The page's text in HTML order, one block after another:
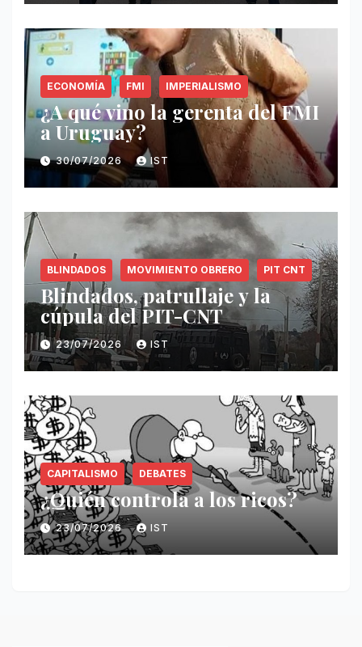
ECONOMÍA FMI IMPERIALISMO
¿A qué vino la gerenta del FMI
a Uruguay?
30/07/2026 IST
BLINDADOS MOVIMIENTO OBRERO PIT CNT
Blindados, patrullaje y la
cúpula del PIT-CNT
23/07/2026 IST
CAPITALISMO DEBATES
¿Quién controla a los ricos?
23/07/2026 IST